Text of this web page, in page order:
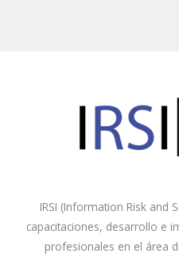
IRSI (Information Risk and
capacitaciones, desarrollo e
profesionales en el área